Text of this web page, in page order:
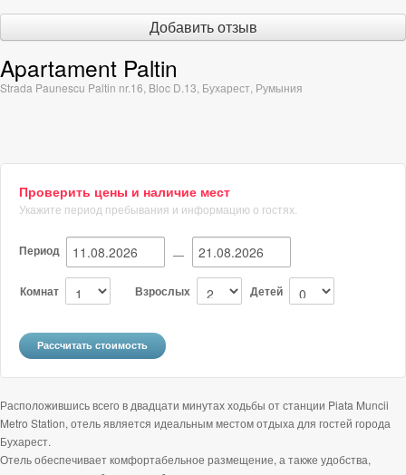
Добавить отзыв
Apartament Paltin
Strada Paunescu Paltin nr.16, Bloc D.13 Бухарест Румыния
Проверить цены и наличие мест
Укажите период пребывания и информацию о гостях.
Период —
Комнат Взрослых Детей
Расположившись всего в двадцати минутах ходьбы от станции Piata Muncii
Metro Station, отель является идеальным местом отдыха для гостей города
Бухарест.
Отель обеспечивает комфортабельное размещение, а также удобства,